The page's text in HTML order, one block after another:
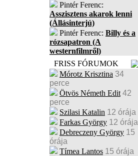
Pintér Ferenc:
Asszisztens akarok lenni
(Állásinterjú)
Pintér Ferenc: Billy és a
rózsapatron (A
westernfilmről)
FRISS FÓRUMOK
Mórotz Krisztina 34
perce
Ötvös Németh Edit 42
perce
Szilasi Katalin 12 órája
Farkas György 12 órája
Debreczeny György 15
órája
Tímea Lantos 15 órája